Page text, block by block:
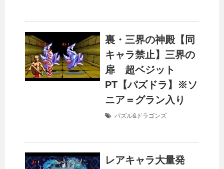
裏・三界の神殿【同
キャラ禁止】三界の
扉 超ベジット
PT【パズドラ】※ソ
ニア＝グラン入り
パズル&ドラゴンズ
レアキャラ大量発